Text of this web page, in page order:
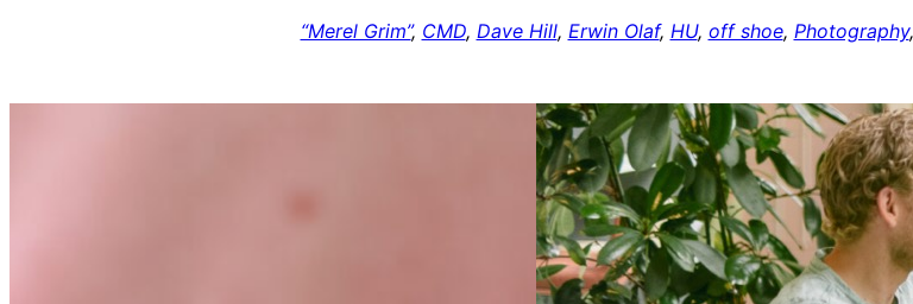
“Merel Grim”, CMD, Dave Hill, Erwin Olaf, HU, off shoe, Photography,